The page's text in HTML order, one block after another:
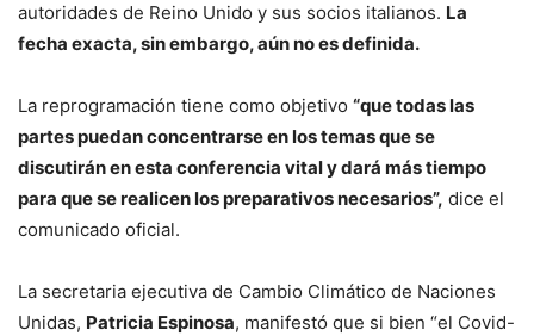
autoridades de Reino Unido y sus socios italianos. La
fecha exacta, sin embargo, aún no es definida.
La reprogramación tiene como objetivo “que todas las
partes puedan concentrarse en los temas que se
discutirán en esta conferencia vital y dará más tiempo
para que se realicen los preparativos necesarios”, dice el
comunicado oficial.
La secretaria ejecutiva de Cambio Climático de Naciones
Unidas, Patricia Espinosa, manifestó que si bien “el Covid-